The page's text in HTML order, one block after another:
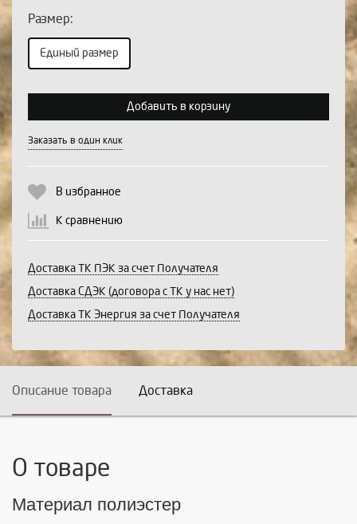
Размер:
Единый размер
Выберите количество:
Продолжить Отмена
Добавить в корзину
Заказать в один клик
В избранное
К сравнению
Доставка ТК ПЭК за счет Получателя
Доставка СДЭК (договора с ТК у нас нет)
Доставка ТК Энергия за счет Получателя
Описание товара Доставка
О товаре
Материал полиэстер